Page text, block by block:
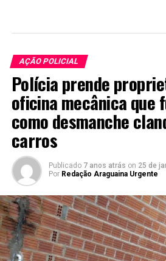
AÇÃO POLICIAL
Polícia prende
oficina mecânica que
como desmanche
carros
Publicado 7 anos atrás on 25 de
Por Redação Araguaina Urgente